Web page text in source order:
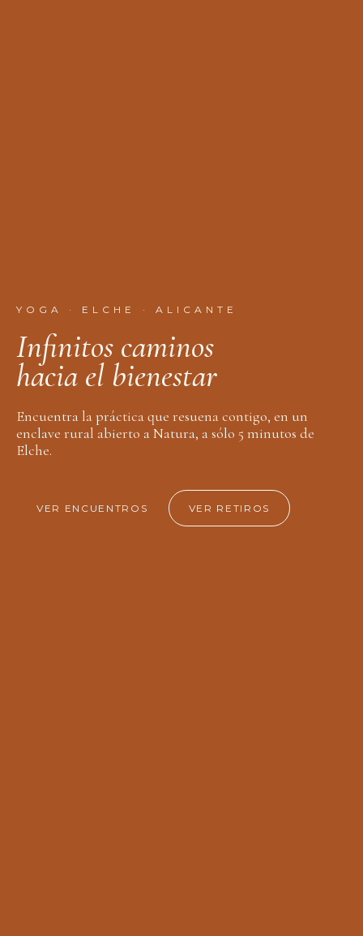
YOGA · ELCHE · ALICANTE
Infnitos caminos
hacia el bienestar
Encuentra la práctica que resuena contigo, en un
enclave rural abierto a Natura, a sólo 5 minutos de
Elche.
VER ENCUENTROS VER RETIROS